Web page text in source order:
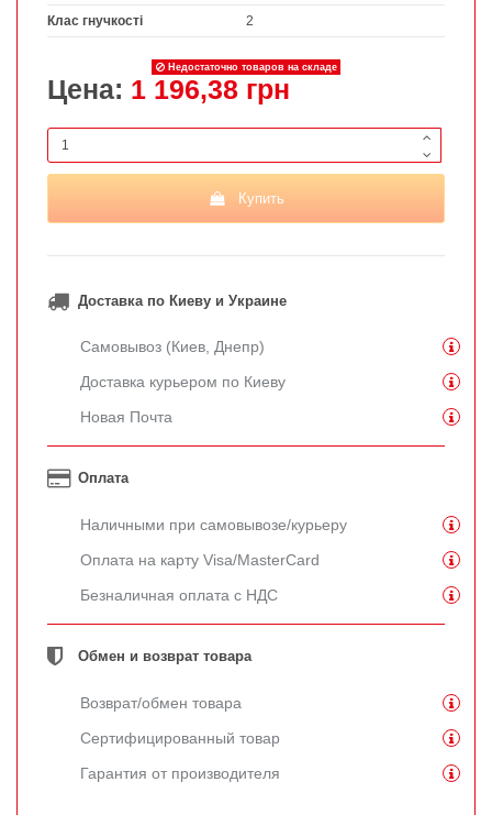
Клас гнучкості 2
Недостаточно товаров на складе
Цена: 1 196,38 грн
Купить
Доставка по Киеву и Украине
Самовывоз (Киев, Днепр)
Доставка курьером по Киеву
Новая Почта
Оплата
Наличными при самовывозе/курьеру
Оплата на карту Visa/MasterCard
Безналичная оплата с НДС
Обмен и возврат товара
Возврат/обмен товара
Сертифицированный товар
Гарантия от производителя